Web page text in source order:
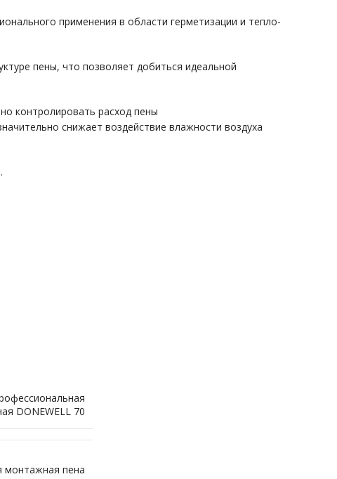
применения в области герметизации и тепло-
пены, что позволяет добиться идеальной
контролировать расход пены
снижает воздействие влажности воздуха
DONEWELL 70
монтажная пена